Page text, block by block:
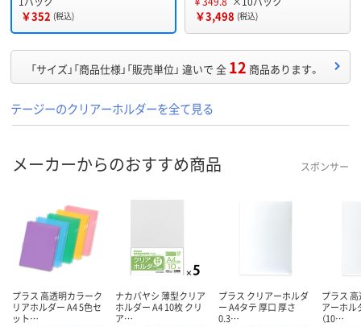
￥352 (税込) ￥3,498 (税込)
「サイズ」「商品仕様」「販売単位」 違いで 全 12 商品あります。
テージーのクリアーホルダーを全て見る
メーカーからのおすすめ商品 スポンサー
プラス 高透明カラーク
リアホルダー A4 5色セ
ット…
ナカバヤシ 薄型クリア
ホルダー A4 10枚 クリ
ア…
プラス クリアーホルダ
ー A4タテ 厚口 厚さ
0.3…
プラス
アーホル
（10…